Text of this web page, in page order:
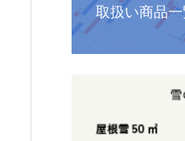
取扱い商品